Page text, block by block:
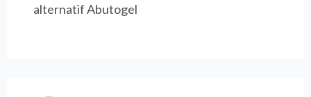
alternatif Abutogel